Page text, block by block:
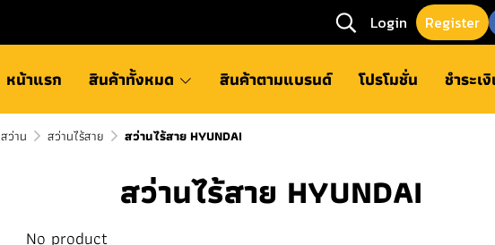
Login Register
หน้าแรก สินค้าทั้งหมด สินค้าตามแบรนด์ โปรโมชั่น ชำระเ
สว่าน สว่านไร้สาย สว่านไร้สาย HYUNDAI
สว่านไร้สาย HYUNDAI
No product